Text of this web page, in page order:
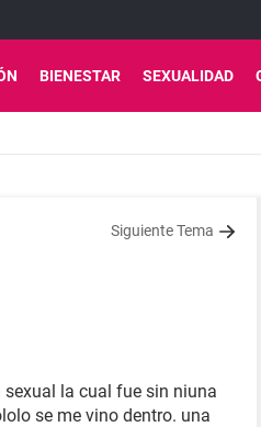
BIENESTAR SEXUALIDAD
Siguiente Tema
la cual fue sin niuna
se me vino dentro. una